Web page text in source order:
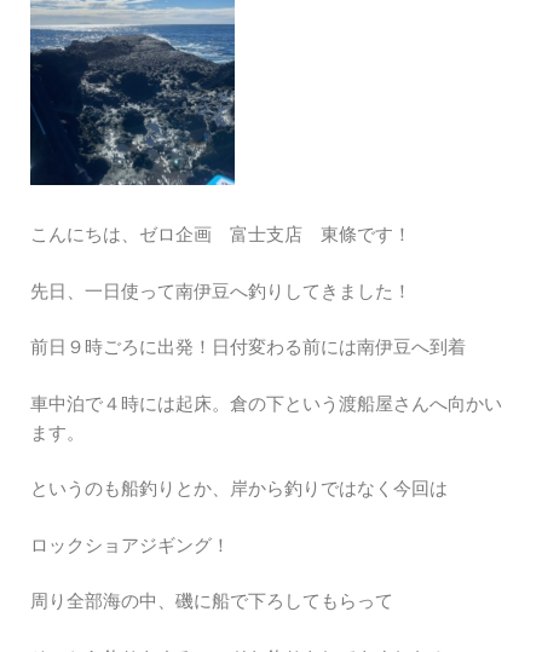
こんにちは、ゼロ企画 富士支店 東條です！
先日、一日使って南伊豆へ釣りしてきました！
前日９時ごろに出発！日付変わる前には南伊豆へ到着
車中泊で４時には起床。倉の下という渡船屋さんへ向かい
ます。
というのも船釣りとか、岸から釣りではなく今回は
ロックショアジギング！
周り全部海の中、磯に船で下ろしてもらって